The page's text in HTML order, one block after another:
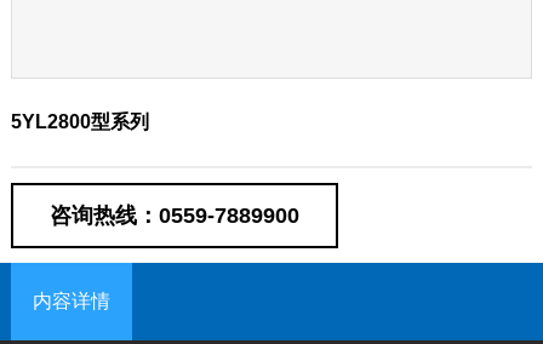
5YL2800型系列
咨询热线：0559-7889900
内容详情